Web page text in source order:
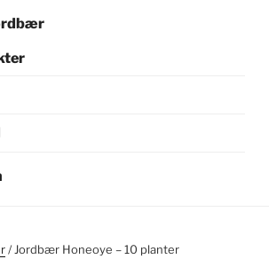
/ Jordbær Honeoye – 10 planter